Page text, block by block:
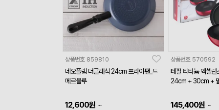
상품번호 859810
네오플램 더클래식 24cm 프라이팬_드
메르블루
12,600원 ~
상품번호 570592
테팔 티타늄 엑셀런
24cm + 30cm +
145,400원 ~